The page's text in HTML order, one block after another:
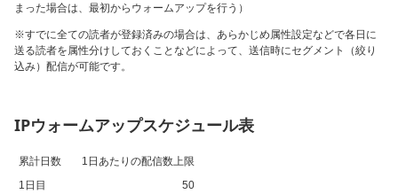
まった場合は、最初からウォームアップを行う）
※すでに全ての読者が登録済みの場合は、あらかじめ属性設定などで各日に
送る読者を属性分けしておくことなどによって、送信時にセグメント（絞り
込み）配信が可能です。
IPウォームアップスケジュール表
累計日数
1日あたりの配信数上限
1日目
50